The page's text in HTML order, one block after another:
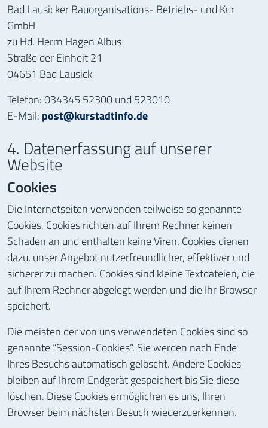
Bad Lausicker Bauorganisations- Betriebs- und Kur
GmbH
zu Hd. Herrn Hagen Albus
Straße der Einheit 21
04651 Bad Lausick
Telefon: 034345 52300 und 523010
E-Mail: post@kurstadtinfo.de
4. Datenerfassung auf unserer
Website
Cookies
Die Internetseiten verwenden teilweise so genannte
Cookies. Cookies richten auf Ihrem Rechner keinen
Schaden an und enthalten keine Viren. Cookies dienen
dazu, unser Angebot nutzerfreundlicher, effektiver und
sicherer zu machen. Cookies sind kleine Textdateien, die
auf Ihrem Rechner abgelegt werden und die Ihr Browser
speichert.
Die meisten der von uns verwendeten Cookies sind so
genannte “Session-Cookies”. Sie werden nach Ende
Ihres Besuchs automatisch gelöscht. Andere Cookies
bleiben auf Ihrem Endgerät gespeichert bis Sie diese
löschen. Diese Cookies ermöglichen es uns, Ihren
Browser beim nächsten Besuch wiederzuerkennen.